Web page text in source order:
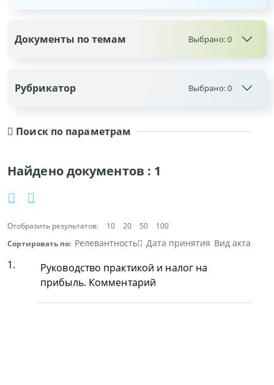
Поиск по параметрам
Найдено документов : 1
Отобразить результатов: 10 20 50
100
Сортировать по: Релевантность Дата принятия Вид акта
1.
Руководство практикой и налог на
прибыль. Комментарий
Документы по темам Выбрано:0
Рубрикатор Выбрано:0